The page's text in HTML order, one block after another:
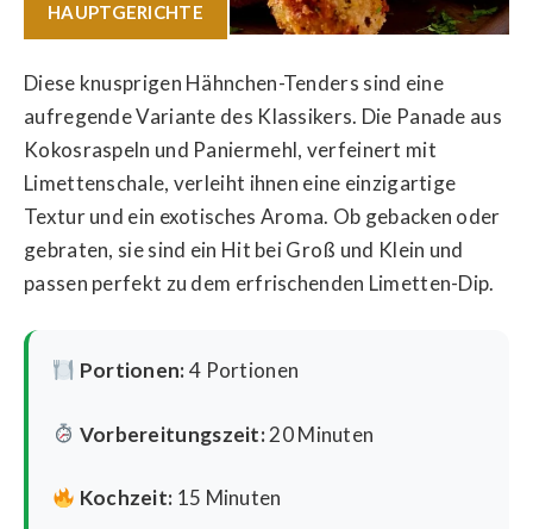
HAUPTGERICHTE
Diese knusprigen Hähnchen-Tenders sind eine
aufregende Variante des Klassikers. Die Panade aus
Kokosraspeln und Paniermehl, verfeinert mit
Limettenschale, verleiht ihnen eine einzigartige
Textur und ein exotisches Aroma. Ob gebacken oder
gebraten, sie sind ein Hit bei Groß und Klein und
passen perfekt zu dem erfrischenden Limetten-Dip.
Portionen:4 Portionen
Vorbereitungszeit:20 Minuten
Kochzeit: 15 Minuten